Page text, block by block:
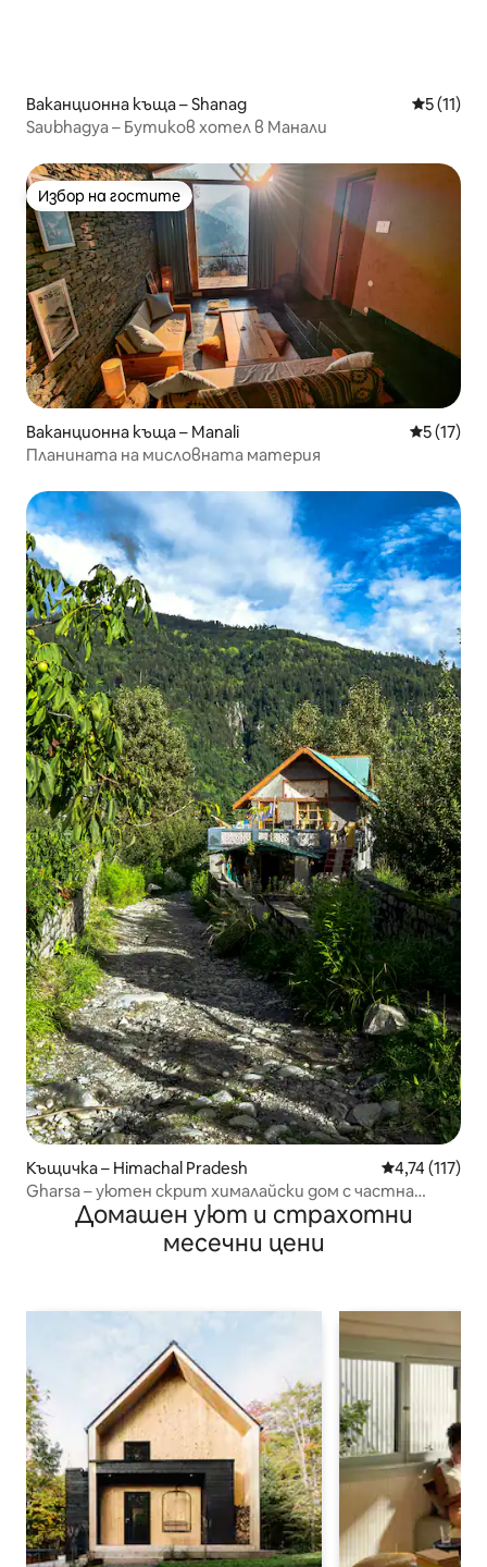
Ваканционна къща – Shanag Средна
5 (11)
Saubhagya – Бутиков хотел в Манали
Избор на гостите
Избор на гостите
Ваканционна къща – Manali Средна
5 (17)
Планината на мисловната материя
Къщичка – Himachal Pradesh Средна
4,74 (117)
Gharsa – уютен скрит хималайски дом с частна
Домашен уют и страхотни
месечни цени